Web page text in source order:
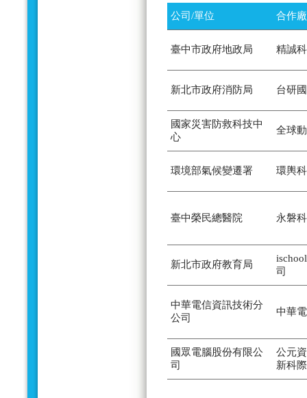
公司/單位 合作
臺中市政府地政局 精誠
新北市政府消防局 台研
國家災害防救科技中
心
全球
環境部氣候變遷署 環輿
臺中榮民總醫院 永磐
新北市政府教育局
司
中華電信資訊技術分
公司
中華
國眾電腦股份有限公
司
公元
新科